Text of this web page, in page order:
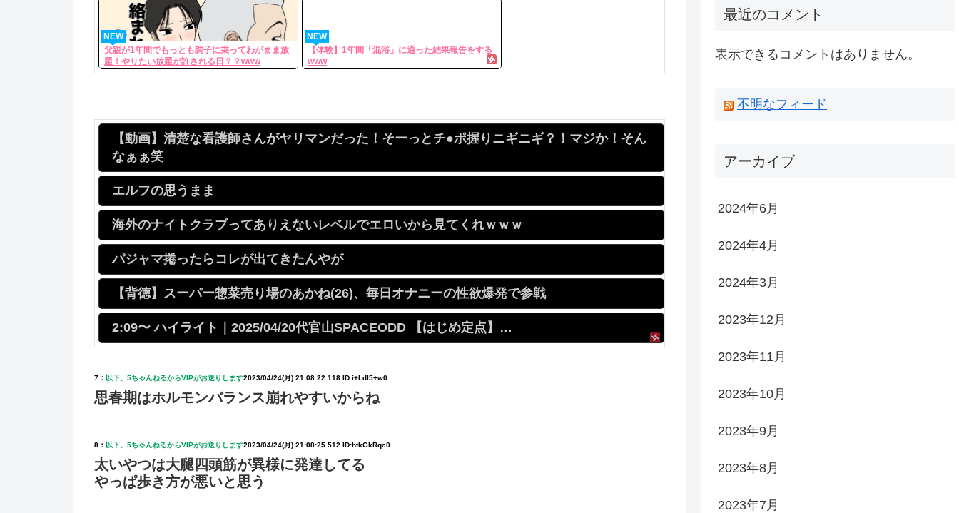
父親が1年間でもっとも調子に乗ってわがまま放
題！やりたい放題が許される日？？www
NEW
【体験】1年間「混浴」に通った結果報告をする
www
NEW
【動画】清楚な看護師さんがヤリマンだった！そーっとチ●ポ握りニギニギ？！マジか！そん
なぁぁ笑
エルフの思うまま
海外のナイトクラブってありえないレベルでエロいから見てくれｗｗｗ
パジャマ捲ったらコレが出てきたんやが
【背徳】スーパー惣菜売り場のあかね(26)、毎日オナニーの性欲爆発で参戦
2:09〜 ハイライト｜2025/04/20代官山SPACEODD 【はじめ定点】…
7： 以下、5ちゃんねるからVIPがお送りします2023/04/24(月) 21:08:22.118 ID:i+LdI5+w0
思春期はホルモンバランス崩れやすいからね
8： 以下、5ちゃんねるからVIPがお送りします2023/04/24(月) 21:08:25.512 ID:htkGkRqc0
太いやつは大腿四頭筋が異様に発達してる
やっぱ歩き方が悪いと思う
最近のコメント
表示できるコメントはありません。
不明なフィード
アーカイブ
2024年6月
2024年4月
2024年3月
2023年12月
2023年11月
2023年10月
2023年9月
2023年8月
2023年7月